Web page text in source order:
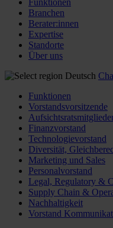
Funktionen
Branchen
Berater:innen
Expertise
Standorte
Über uns
Deutsch
Funktionen
Vorstandsvorsitzende
Finanzvorstand
Technologievorstand
Diversität,
Marketing und Sales
Personalvorstand
Legal, Regulatory &
Supply Chain &
Nachhaltigkeit
Vorstand